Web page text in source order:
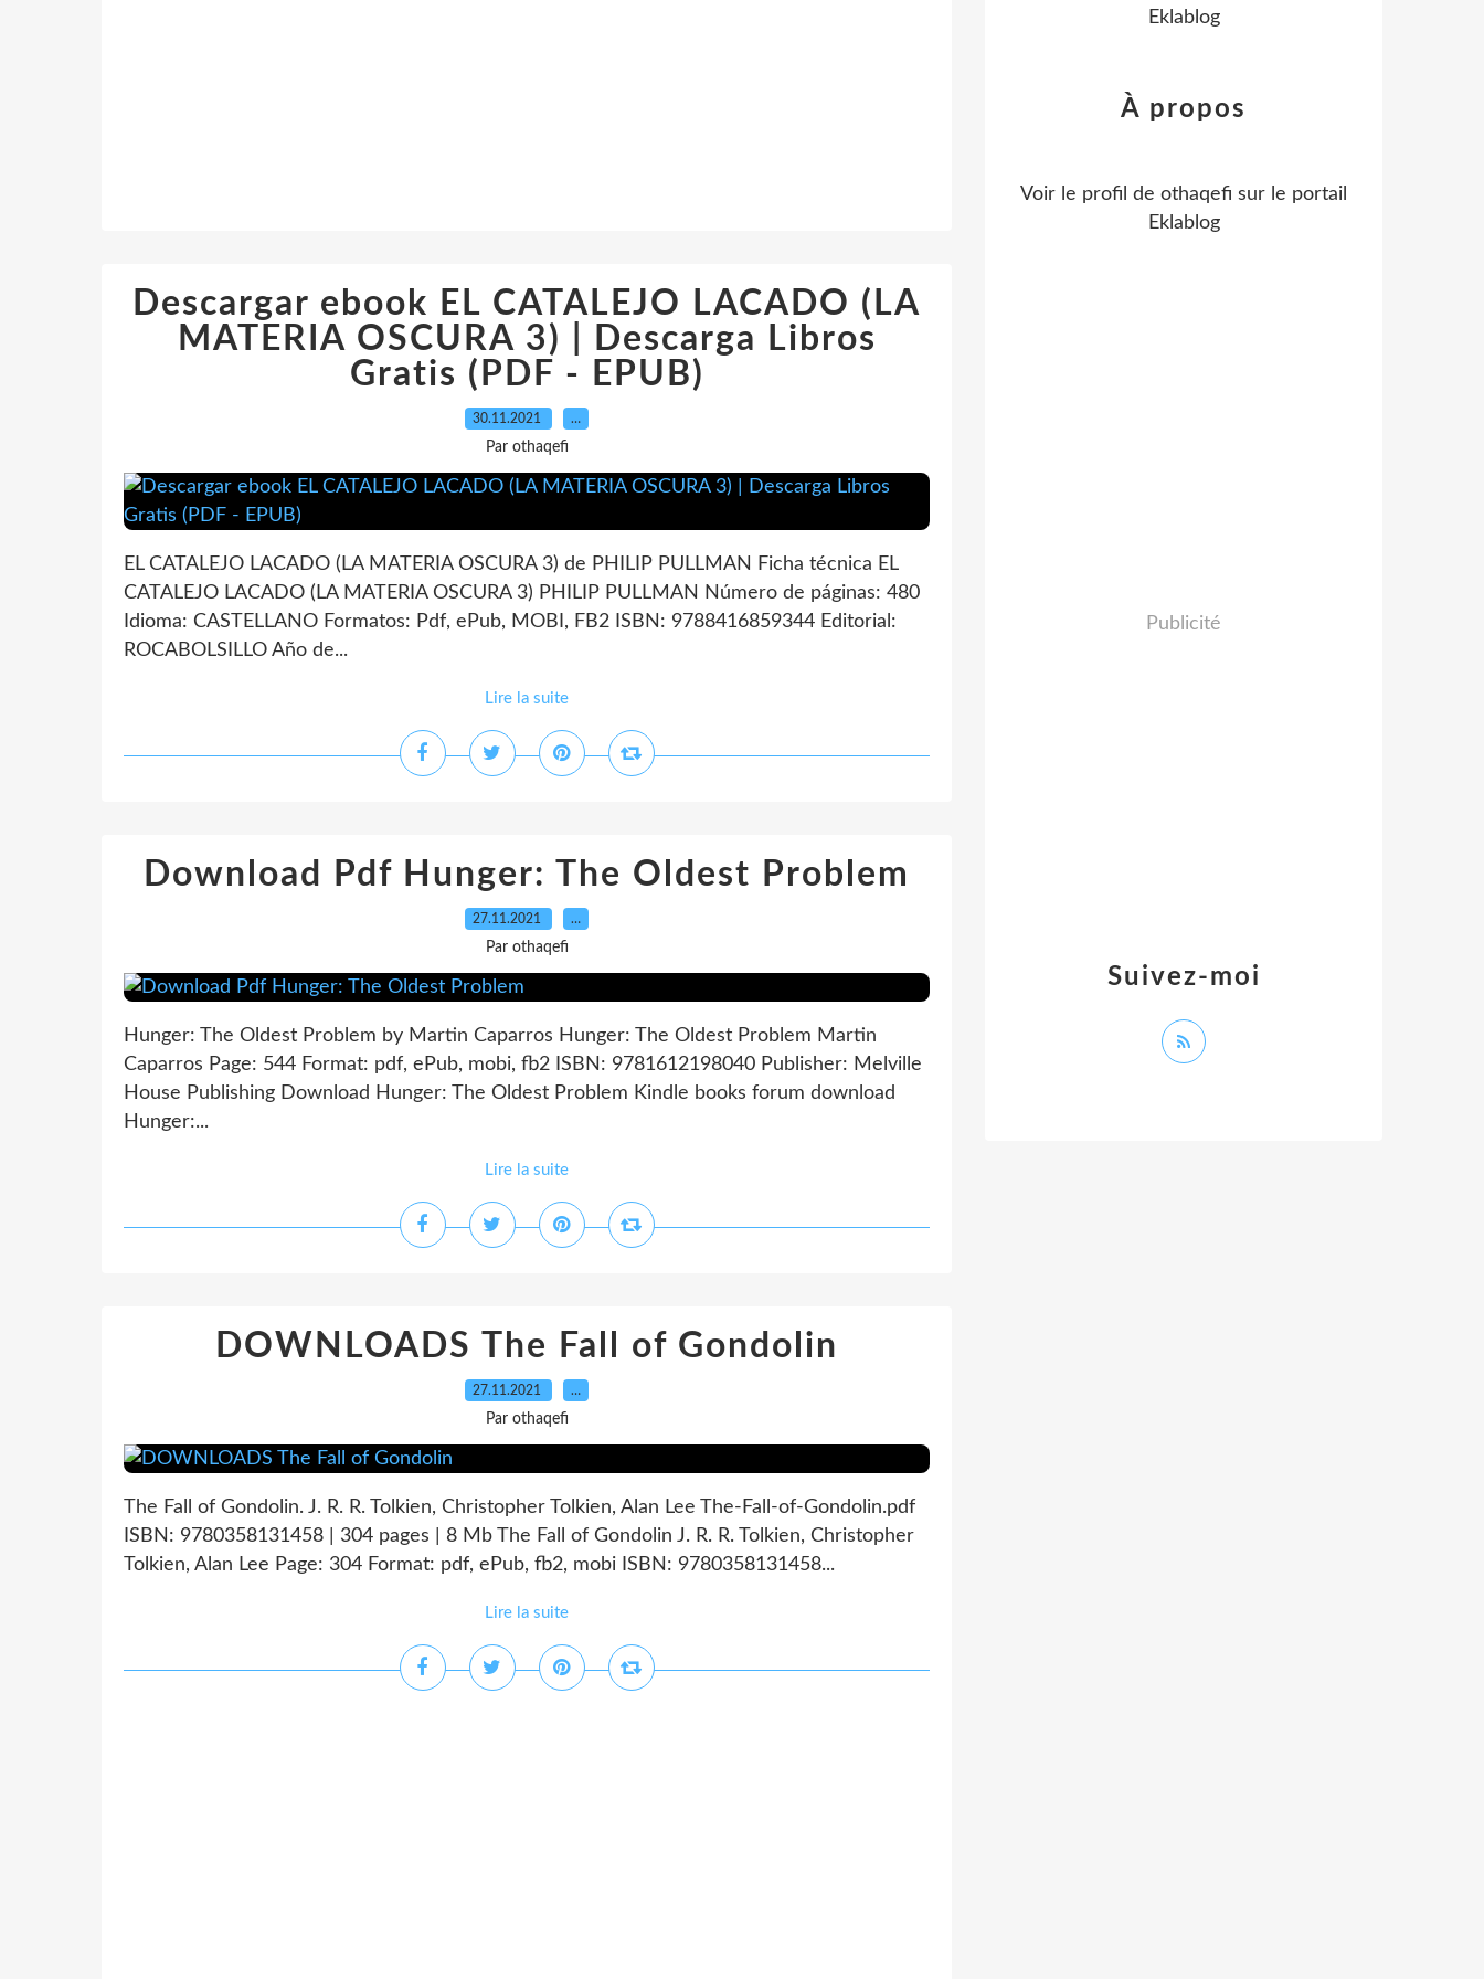
Descargar ebook EL CATALEJO LACADO (LA
MATERIA OSCURA 3) | Descarga Libros
Gratis (PDF - EPUB)
30.11.2021 …
Par othaqefi
EL CATALEJO LACADO (LA MATERIA OSCURA 3) de PHILIP PULLMAN Ficha técnica EL
CATALEJO LACADO (LA MATERIA OSCURA 3) PHILIP PULLMAN Número de páginas: 480
Idioma: CASTELLANO Formatos: Pdf, ePub, MOBI, FB2 ISBN: 9788416859344 Editorial:
ROCABOLSILLO Año de...
Lire la suite
Download Pdf Hunger: The Oldest Problem
27.11.2021 …
Par othaqefi
Hunger: The Oldest Problem by Martin Caparros Hunger: The Oldest Problem Martin
Caparros Page: 544 Format: pdf, ePub, mobi, fb2 ISBN: 9781612198040 Publisher: Melville
House Publishing Download Hunger: The Oldest Problem Kindle books forum download
Hunger:...
Lire la suite
DOWNLOADS The Fall of Gondolin
27.11.2021 …
Par othaqefi
The Fall of Gondolin. J. R. R. Tolkien, Christopher Tolkien, Alan Lee The-Fall-of-Gondolin.pdf
ISBN: 9780358131458 | 304 pages | 8 Mb The Fall of Gondolin J. R. R. Tolkien, Christopher
Tolkien, Alan Lee Page: 304 Format: pdf, ePub, fb2, mobi ISBN: 9780358131458...
Lire la suite
Eklablog
Suivez-moi
À propos
Voir le profil de othaqefi sur le portail
Eklablog
Publicité